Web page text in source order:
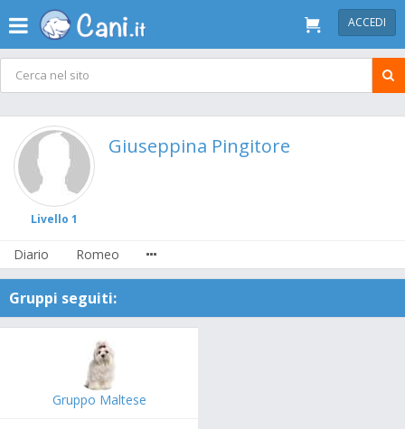
ACCEDI
Livello 1
Giuseppina Pingitore
Diario Romeo
Gruppi seguiti:
Gruppo Maltese